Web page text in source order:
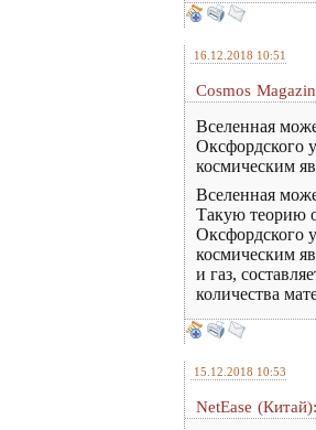
16.12.2018 10:51
Cosmos
Вселенная
Оксфордского
космическим
Вселенная
Такую теорию
Оксфордского
космическим
и газ,
количества
15.12.2018 10:53
NetEase